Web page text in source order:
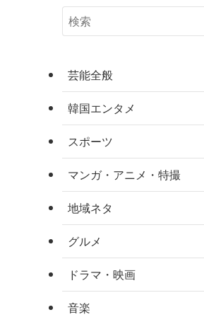
芸能全般
韓国エンタメ
スポーツ
マンガ・アニメ・特撮
地域ネタ
グルメ
ドラマ・映画
音楽